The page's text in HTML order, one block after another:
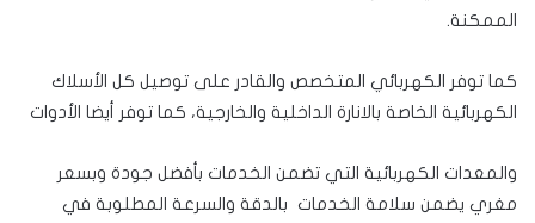
الممكنة.
كما توفر الكهربائي المتخصص والقادر على توصيل كل الأسلاك
الكهربائية الخاصة بالانارة الداخلية والخارجية، كما توفر أيضا الأدوات
والمعدات الكهربائية التي تضمن الخدمات بأفضل جودة وبسعر
مغري يضمن سلامة الخدمات بالدقة والسرعة المطلوبة في